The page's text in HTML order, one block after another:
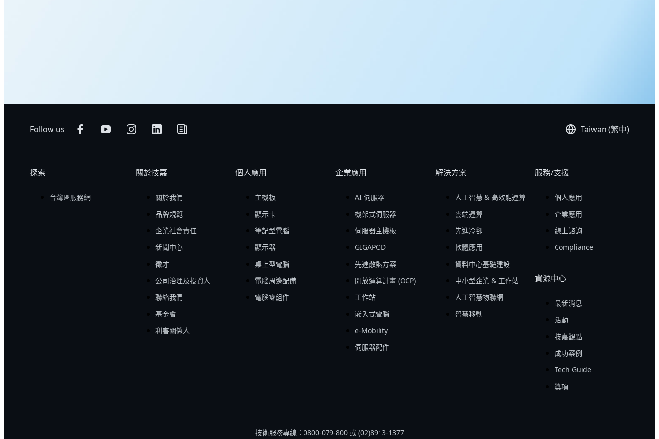
Follow us Taiwan (繁中)
探索
台灣區服務網
關於技嘉
關於我們
品牌規範
企業社會責任
新聞中心
徵才
公司治理及投資人
聯絡我們
基金會
利害關係人
個人應用
主機板
顯示卡
筆記型電腦
顯示器
桌上型電腦
電腦周邊配備
電腦零組件
企業應用
AI 伺服器
機架式伺服器
伺服器主機板
GIGAPOD
先進散熱方案
開放運算計畫 (OCP)
工作站
嵌入式電腦
e-Mobility
伺服器配件
解決方案
人工智慧 & 高效能運算
雲端運算
先進冷卻
軟體應用
資料中心基礎建設
中小型企業 & 工作站
人工智慧物聯網
智慧移動
服務/支援
個人應用
企業應用
線上諮詢
Compliance
資源中心
最新消息
活動
技嘉觀點
成功案例
Tech Guide
獎項
技術服務專線：0800-079-800 或 (02)8913-1377